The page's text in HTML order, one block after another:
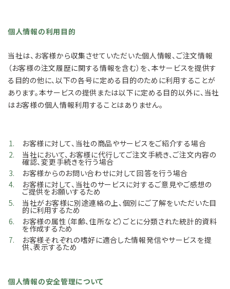
個人情報の利用目的
当社は、お客様から収集させていただいた個人情報、ご注文情報
（お客様の注文履歴に関する情報を含む）を、本サービスを提供す
る目的の他に、以下の各号に定める目的のために利用することが
あります。本サービスの提供または以下に定める目的以外に、当社
はお客様の個人情報利用することはありません。
お客様に対して、当社の商品やサービスをご紹介する場合
当社において、お客様に代行してご注文手続き、ご注文内容の
確認、変更手続きを行う場合
お客様からのお問い合わせに対して回答を行う場合
お客様に対して、当社のサービスに対するご意見やご感想の
ご提供をお願いするため
当社がお客様に別途連絡の上、個別にご了解をいただいた目
的に利用するため
お客様の属性（年齢、住所など）ごとに分類された統計的資料
を作成するため
お客様それぞれの嗜好に適合した情報発信やサービスを提
供、表示するため
個人情報の安全管理について